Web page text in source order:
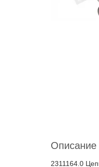
Описание
2311164.0